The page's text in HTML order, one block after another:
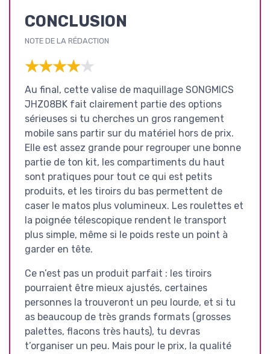
CONCLUSION
NOTE DE LA RÉDACTION
★★★★★
★★★★★
Au final, cette valise de maquillage SONGMICS
JHZ08BK fait clairement partie des options
sérieuses si tu cherches un gros rangement
mobile sans partir sur du matériel hors de prix.
Elle est assez grande pour regrouper une bonne
partie de ton kit, les compartiments du haut
sont pratiques pour tout ce qui est petits
produits, et les tiroirs du bas permettent de
caser le matos plus volumineux. Les roulettes et
la poignée télescopique rendent le transport
plus simple, même si le poids reste un point à
garder en tête.
Ce n’est pas un produit parfait : les tiroirs
pourraient être mieux ajustés, certaines
personnes la trouveront un peu lourde, et si tu
as beaucoup de très grands formats (grosses
palettes, flacons très hauts), tu devras
t’organiser un peu. Mais pour le prix, la qualité